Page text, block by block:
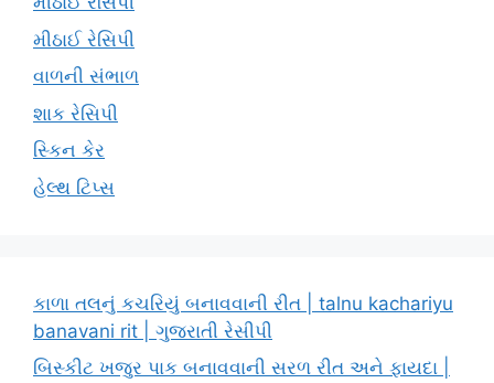
મીઠાઈ રેસિપી
વાળની સંભાળ
શાક રેસિપી
સ્કિન કેર
હેલ્થ ટિપ્સ
કાળા તલનું કચરિયું બનાવવાની રીત | talnu kachariyu
banavani rit | ગુજરાતી રેસીપી
બિસ્કીટ ખજુર પાક બનાવવાની સરળ રીત અને ફાયદા |